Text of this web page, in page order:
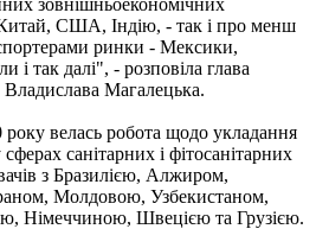
США, Індію, - так і про менш
ринки - Мексики,
і так далі", - розповіла глава
Магалецька.
велась робота щодо укладання
санітарних і фітосанітарних
з Бразилією, Алжиром,
Молдовою, Узбекистаном,
Німеччиною, Швецією та Грузією.